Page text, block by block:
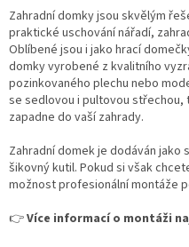
Zahradní domky jsou skvělým
praktické uschování nářadí,
Oblíbené jsou i jako hrací
domky vyrobené z kvalitního
pozinkovaného plechu nebo
se sedlovou i pultovou
zapadne do vaší zahrady.
Zahradní domek je dodáván
šikovný kutil. Pokud si však
možnost profesionální montáže
👉Více informací o montáži